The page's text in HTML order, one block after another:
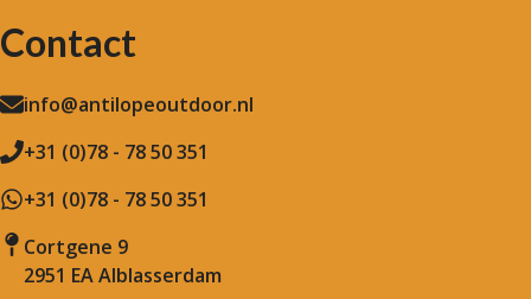
Contact
info@antilopeoutdoor.nl
+31 (0)78 - 78 50 351
+31 (0)78 - 78 50 351
Cortgene 9
2951 EA Alblasserdam